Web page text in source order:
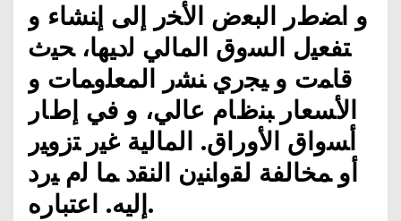
ﻭ ﺍﻀﻁﺭ ﺍﻟﺒﻌﺽ ﺍﻷﺨﺭ ﺇﻟﻰ ﺇﻨﺸﺎﺀ ﻭ
ﺘﻔﻌﻴل ﺍﻟﺴﻭﻕ ﺍﻟﻤﺎﻟﻲ ﻟﺩﻴﻬﺎ، ﺤﻴﺙ
ﻗﺎﻤﺕ ﻭ ﻴﺠﺭﻱ ﻨﺸﺭ ﺍﻟﻤﻌﻠﻭﻤﺎﺕ ﻭ
ﺍﻷﺴﻌﺎﺭ ﺒﻨﻅﺎﻡ ﻋﺎﻟﻲ، ﻭ ﻓﻲ ﺇﻁﺎﺭ
ﺃﺴﻭﺍﻕ ﺍﻷﻭﺭﺍﻕ. ﺍﻟﻤﺎﻟﻴﺔ ﻏﻴﺭ ﺘﺯﻭﻴﺭ
ﺃﻭ ﻤﺨﺎﻟﻔﺔ ﻟﻘﻭﺍﻨﻴﻥ ﺍﻟﻨﻘﺩ ﻤﺎ ﻟﻡ ﻴﺭﺩ
ﺇﻟﻴﻪ. ﺍﻋﺘﺒﺎﺭﻩ.